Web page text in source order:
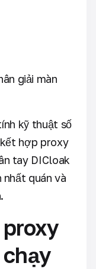
giải màn
kỹ thuật số
hợp proxy
tay DICloak
nhất quán và
chạy